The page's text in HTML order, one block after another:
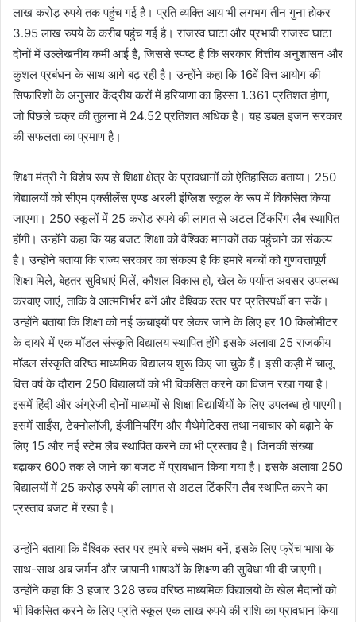
लाख करोड़ रुपये तक पहुंच गई है। प्रति व्यक्ति आय भी लगभग तीन गुना होकर
3.95 लाख रुपये के करीब पहुंच गई है। राजस्व घाटा और प्रभावी राजस्व घाटा
दोनों में उल्लेखनीय कमी आई है, जिससे स्पष्ट है कि सरकार वित्तीय अनुशासन और
कुशल प्रबंधन के साथ आगे बढ़ रही है। उन्होंने कहा कि 16वें वित्त आयोग की
सिफारिशों के अनुसार केंद्रीय करों में हरियाणा का हिस्सा 1.361 प्रतिशत होगा,
जो पिछले चक्र की तुलना में 24.52 प्रतिशत अधिक है। यह डबल इंजन सरकार
की सफलता का प्रमाण है।
शिक्षा मंत्री ने विशेष रूप से शिक्षा क्षेत्र के प्रावधानों को ऐतिहासिक बताया। 250
विद्यालयों को सीएम एक्सीलेंस एण्ड अरली इंग्लिश स्कूल के रूप में विकसित किया
जाएगा। 250 स्कूलों में 25 करोड़ रुपये की लागत से अटल टिंकरिंग लैब स्थापित
होंगी। उन्होंने कहा कि यह बजट शिक्षा को वैश्विक मानकों तक पहुंचाने का संकल्प
है। उन्होंने बताया कि राज्य सरकार का संकल्प है कि हमारे बच्चों को गुणवत्तापूर्ण
शिक्षा मिले, बेहतर सुविधाएं मिलें, कौशल विकास हो, खेल के पर्याप्त अवसर उपलब्ध
करवाए जाएं, ताकि वे आत्मनिर्भर बनें और वैश्विक स्तर पर प्रतिस्पर्धी बन सकें।
उन्होंने बताया कि शिक्षा को नई ऊंचाइयों पर लेकर जाने के लिए हर 10 किलोमीटर
के दायरे में एक मॉडल संस्कृति विद्यालय स्थापित होंगे इसके अलावा 25 राजकीय
मॉडल संस्कृति वरिष्ठ माध्यमिक विद्यालय शुरू किए जा चुके हैं। इसी कड़ी में चालू
वित्त वर्ष के दौरान 250 विद्यालयों को भी विकसित करने का विजन रखा गया है।
इसमें हिंदी और अंग्रेजी दोनों माध्यमों से शिक्षा विद्यार्थियों के लिए उपलब्ध हो पाएगी।
इसमें साईंस, टेक्नोलॉजी, इंजीनियरिंग और मैथेमेटिक्स तथा नवाचार को बढ़ाने के
लिए 15 और नई स्टेम लैब स्थापित करने का भी प्रस्ताव है। जिनकी संख्या
बढ़ाकर 600 तक ले जाने का बजट में प्रावधान किया गया है। इसके अलावा 250
विद्यालयों में 25 करोड़ रुपये की लागत से अटल टिंकरिंग लैब स्थापित करने का
प्रस्ताव बजट में रखा है।
उन्होंने बताया कि वैश्विक स्तर पर हमारे बच्चे सक्षम बनें, इसके लिए फ्रेंच भाषा के
साथ-साथ अब जर्मन और जापानी भाषाओं के शिक्षण की सुविधा भी दी जाएगी।
उन्होंने कहा कि 3 हजार 328 उच्च वरिष्ठ माध्यमिक विद्यालयों के खेल मैदानों को
भी विकसित करने के लिए प्रति स्कूल एक लाख रुपये की राशि का प्रावधान किया